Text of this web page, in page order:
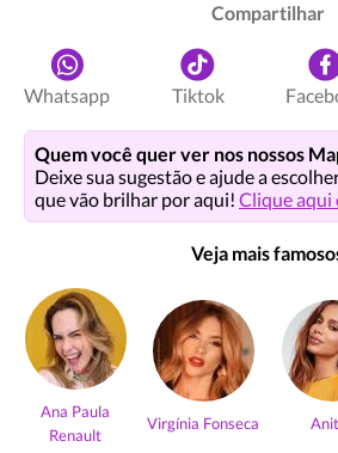
Compartilhar
Whatsapp Tiktok
Quem você quer ver nos nossos
Deixe sua sugestão e ajude a
que vão brilhar por aqui! Clique aqui
Veja mais
Ana Paula
Renault
Virgínia Fonseca